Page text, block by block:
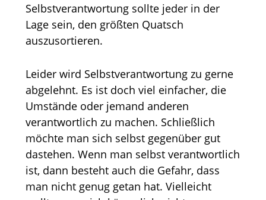
Selbstverantwortung sollte jeder in der
Lage sein, den größten Quatsch
auszusortieren.
Leider wird Selbstverantwortung zu gerne
abgelehnt. Es ist doch viel einfacher, die
Umstände oder jemand anderen
verantwortlich zu machen. Schließlich
möchte man sich selbst gegenüber gut
dastehen. Wenn man selbst verantwortlich
ist, dann besteht auch die Gefahr, dass
man nicht genug getan hat. Vielleicht